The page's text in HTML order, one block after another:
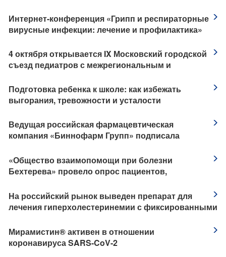
Интернет-конференция «Грипп и респираторные
вирусные инфекции: лечение и профилактика»
​4 октября открывается IX Московский городской
съезд педиатров с межрегиональным и
педиатрии»
​Подготовка ребенка к школе: как избежать
выгорания, тревожности и усталости
Ведущая российская фармацевтическая
компания «Биннофарм Групп» подписала
стратегическими партнерами
​«Общество взаимопомощи при болезни
Бехтерева» провело опрос пациентов,
анкилозирующим спондилитом
На российский рынок выведен препарат для
лечения гиперхолестеринемии с фиксированными
капсуле
​Мирамистин® активен в отношении
коронавируса SARS-CoV-2